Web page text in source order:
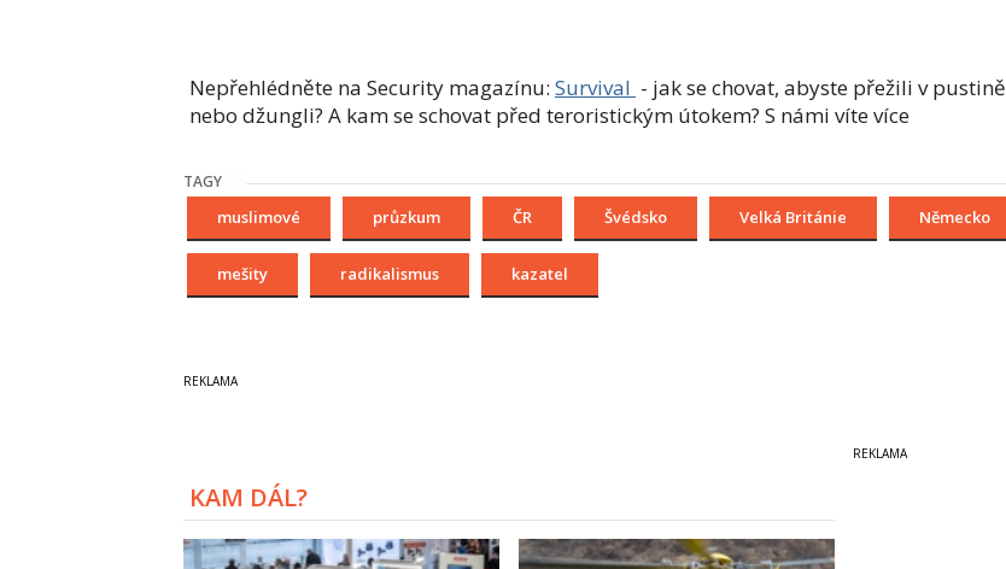
Nepřehlédněte na Security magazínu: Survival - jak se chovat, abyste přežili v pustině
nebo džungli? A kam se schovat před teroristickým útokem? S námi víte více
TAGY
muslimové průzkum ČR Švédsko Velká Británie Německo
mešity radikalismus kazatel
KAM DÁL?